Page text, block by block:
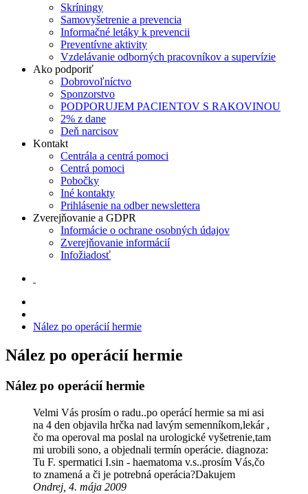
Skríningy
Samovyšetrenie a prevencia
Informačné letáky k prevencii
Preventívne aktivity
Vzdelávanie odborných pracovníkov a supervízie
Ako podporiť
Dobrovoľníctvo
Sponzorstvo
PODPORUJEM PACIENTOV S RAKOVINOU
2% z dane
Deň narcisov
Kontakt
Centrála a centrá pomoci
Centrá pomoci
Pobočky
Iné kontakty
Prihlásenie na odber newslettera
Zverejňovanie a GDPR
Informácie o ochrane osobných údajov
Zverejňovanie informácií
Infožiadosť
Nález po operácií hermie
Nález po operácií hermie
Nález po operácií hermie
Velmi Vás prosím o radu..po operácí hermie sa mi asi
na 4 den objavila hrčka nad lavým semenníkom,lekár ,
čo ma operoval ma poslal na urologické vyšetrenie,tam
mi urobili sono, a objednali termín operácie. diagnoza:
Tu F. spermatici I.sin - haematoma v.s..prosím Vás,čo
to znamená a či je potrebná operácia?Dakujem
Ondrej, 4. mája 2009